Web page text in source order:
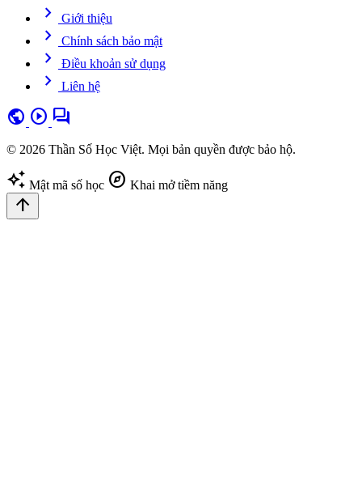
chevron_right Giới thiệu
chevron_right Chính sách bảo mật
chevron_right Điều khoản sử dụng
chevron_right Liên hệ
public play_circle forum
© 2026 Thần Số Học Việt. Mọi bản quyền được bảo hộ.
auto_awesome Mật mã số học explore Khai mở tiềm năng
arrow_upward